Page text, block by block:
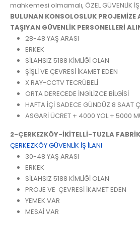
mahkemesi olmamalı, ÖZEL GÜVENLİK İŞ
BULUNAN KONSOLOSLUK PROJEMİZE
TAŞIYAN GÜVENLİK PERSONELLERİ
28-48 YAŞ ARASI
ERKEK
SİLAHSIZ 5188 KİMLİĞİ OLAN
ŞİŞLİ VE ÇEVRESİ İKAMET EDEN
X RAY-CCTV TECRÜBELİ
ORTA DERECEDE İNGİLİZCE BİLGİSİ
HAFTA İÇİ SADECE GÜNDÜZ 8 SAAT
ASGARİ ÜCRET + 4000 YOL + 5000
2-ÇERKEZKÖY-İKİTELLİ-TUZLA
ÇERKEZKÖY GÜVENLİK İŞ İLANI
30-48 YAŞ ARASI
ERKEK
SİLAHSIZ 5188 KİMLİĞİ OLAN
PROJE VE ÇEVRESİ İKAMET EDEN
YEMEK VAR
MESAİ VAR